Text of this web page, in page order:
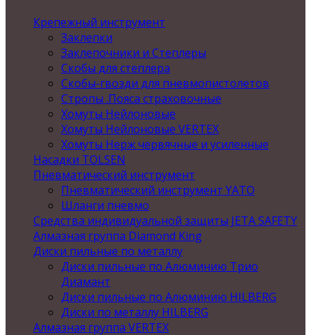
Крепежный инструмент
Заклепки
Заклепочники и Степлеры
Скобы для степлера
Скобы-гвозди для пневмопистолетов
Стропы .Пояса страховочные
Хомуты Нейлоновые
Хомуты Нейлоновые VERTEX
Хомуты Нерж червячные и усиленные
Насадки TOLSEN
Пневматический инструмент
Пневматический инструмент YATO
Шланги пневмо
Средства индивидуальной защиты JETA SAFETY
Алмазная группа Diamond King
Диски пильные по металлу
Диски пильные по Алюминию Трио
Диамант
Диски пильные по Алюминию HILBERG
Диски по металлу HILBERG
Алмазная группа VERTEX